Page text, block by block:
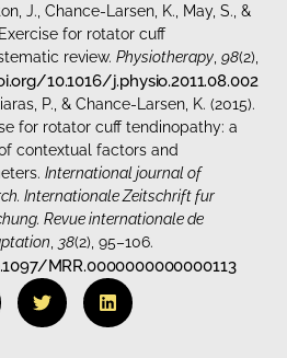
J., Chance-Larsen, K., May, S., &
for rotator cuff
review.Physiotherapy ,98(2),
10.1016/j.physio.2011.08.002
P., & Chance-Larsen, K. (2015).
for rotator cuff tendinopathy: a
contextual factors and
International journal of
Internationale Zeitschrift fur
Revue internationale de
38(2), 95–106.
MRR.0000000000000113